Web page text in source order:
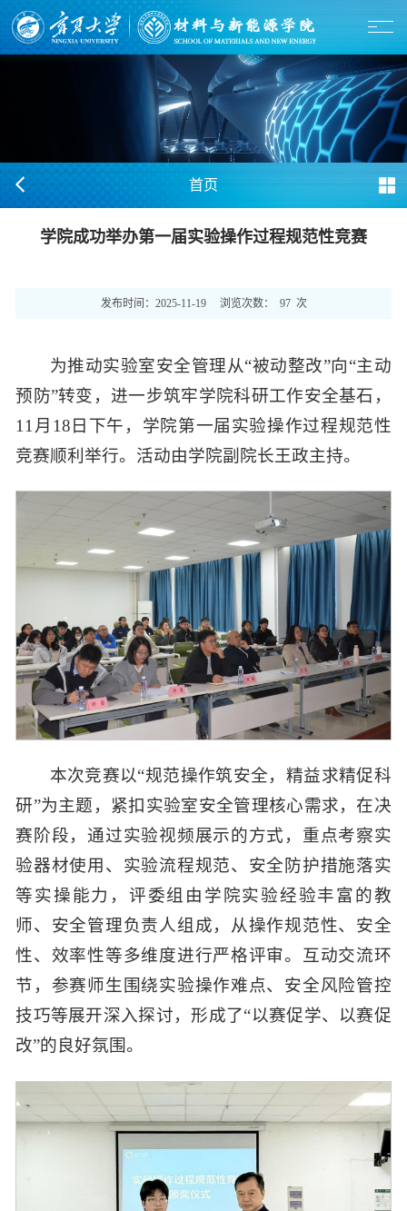
首页
学院成功举办第一届实验操作过程规范性竞赛
发布时间： 2025-11-19 浏览次数： 97 次
为推动实验室安全管理从“被动整改”向“主动
预防”转变，进一步筑牢学院科研工作安全基石，
11月18日下午，学院第一届实验操作过程规范性
竞赛顺利举行。活动由学院副院长王政主持。
本次竞赛以“规范操作筑安全，精益求精促科
研”为主题，紧扣实验室安全管理核心需求，在决
赛阶段，通过实验视频展示的方式，重点考察实
验器材使用、实验流程规范、安全防护措施落实
等实操能力，评委组由学院实验经验丰富的教
师、安全管理负责人组成，从操作规范性、安全
性、效率性等多维度进行严格评审。互动交流环
节，参赛师生围绕实验操作难点、安全风险管控
技巧等展开深入探讨，形成了“以赛促学、以赛促
改”的良好氛围。